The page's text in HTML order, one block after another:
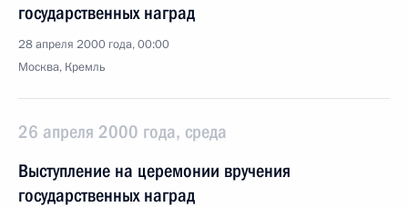
государственных наград
28 апреля 2000 года, 00:00
Москва, Кремль
26 апреля 2000 года, среда
Выступление на церемонии вручения
государственных наград